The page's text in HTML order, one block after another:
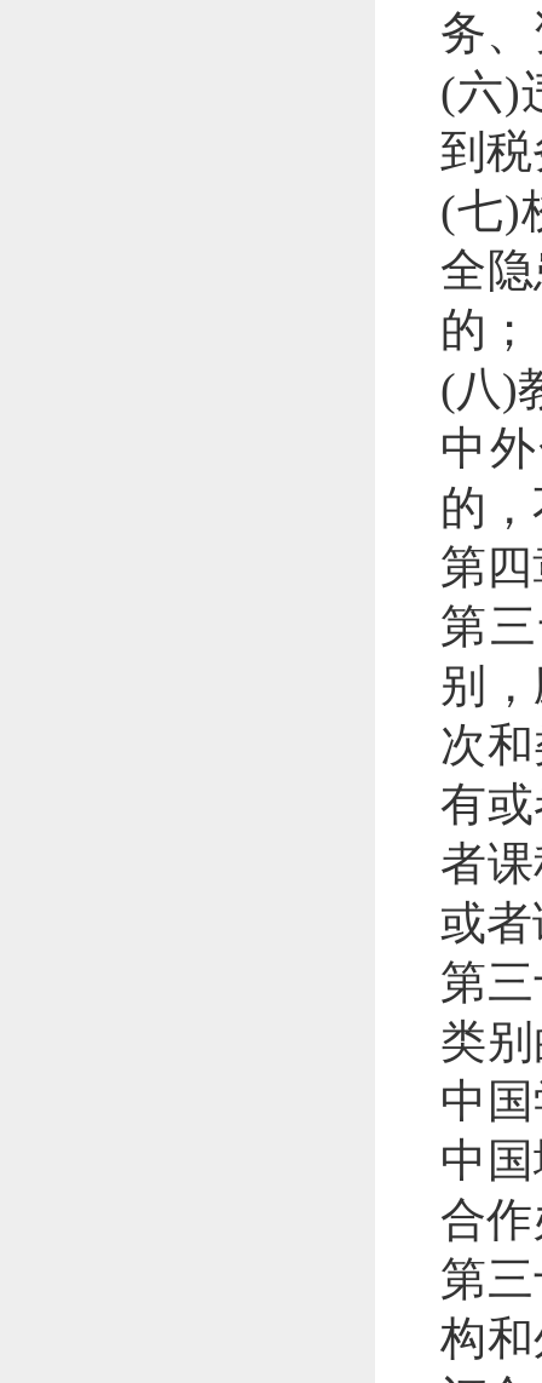
务
(六)
到
(七)
全
的；
(八)
中
的
第
第
别
次
有
者
或
第
类
中
中
合
第
构